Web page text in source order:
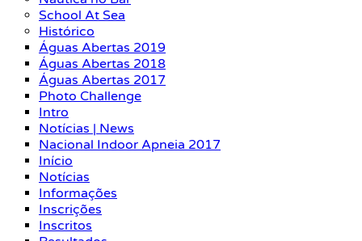
School At Sea
Histórico
Águas Abertas 2019
Águas Abertas 2018
Águas Abertas 2017
Photo Challenge
Intro
Notícias | News
Nacional Indoor Apneia 2017
Início
Notícias
Informações
Inscrições
Inscritos